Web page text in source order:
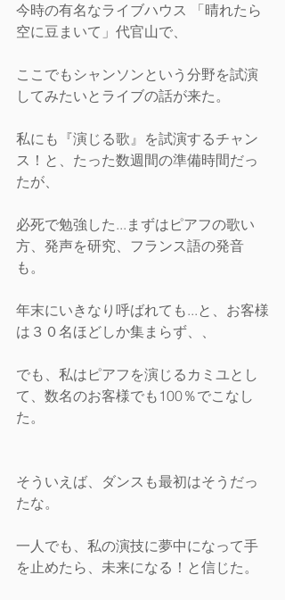
今時の有名なライブハウス 「晴れたら
空に豆まいて」代官山で、
ここでもシャンソンという分野を試演
してみたいとライブの話が来た。
私にも『演じる歌』を試演するチャン
ス！と、たった数週間の準備時間だっ
たが、
必死で勉強した...まずはピアフの歌い
方、発声を研究、フランス語の発音
も。
年末にいきなり呼ばれても...と、お客様
は３０名ほどしか集まらず、、
でも、私はピアフを演じるカミユとし
て、数名のお客様でも100％でこなし
た。
そういえば、ダンスも最初はそうだっ
たな。
一人でも、私の演技に夢中になって手
を止めたら、未来になる！と信じた。